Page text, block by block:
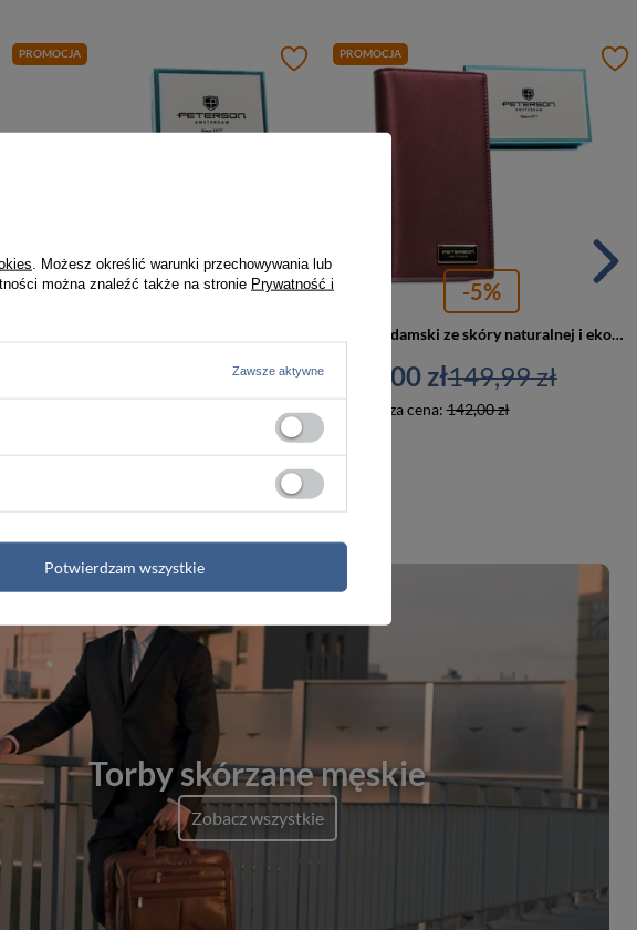
PROMOCJA
-5%
129,99 zł
PROMOCJA
-5%
Portfel damski ze skóry naturalnej i ekologicznej w fioletowym kolorze zamykany na magnes i suwak - Peterson
142,00 zł
Najniższa cena:142,00 zł
149,99 zł
Torby skórzane męskie
Zobacz wszystkie
. Możesz określić warunki przechowywania lub
można znaleźć także na stronie Prywatność i
Zawsze aktywne
Potwierdzam wszystkie